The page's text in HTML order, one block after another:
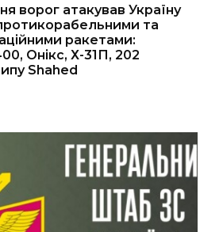
ворог атакував Україну
та
ракетами:
Онікс, Х-31П, 202
Shahed